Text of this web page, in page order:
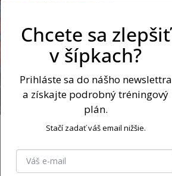
Chcete sa zlepšiť
v šípkach?
Prihláste sa do nášho newslettra
a získajte podrobný tréningový
plán.
Stačí zadať váš email nižšie.